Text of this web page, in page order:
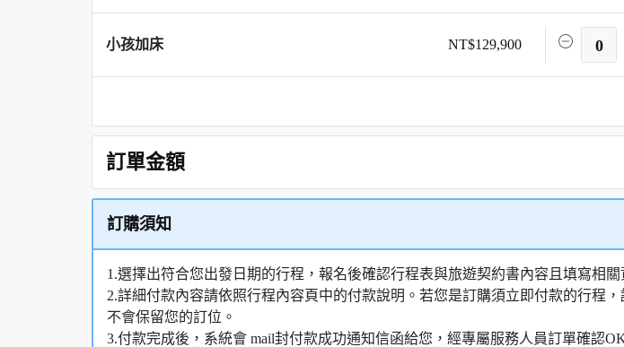
小孩加床 NT$129,900 0
訂單金額
訂購須知
1.選擇出符合您出發日期的行程，報名後確認行程表與旅遊契約書內容且填寫相
2.詳細付款內容請依照行程內容頁中的付款說明。若您是訂購須立即付款的行程
不會保留您的訂位。
3.付款完成後，系統會 mail封付款成功通知信函給您，經專屬服務人員訂單確認